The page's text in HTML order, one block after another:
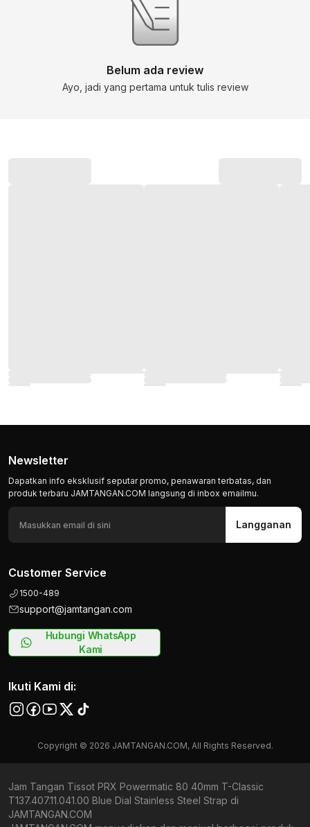
Newsletter
Dapatkan info eksklusif seputar promo, penawaran terbatas, dan
produk terbaru JAMTANGAN.COM langsung di inbox emailmu.
Langganan
Customer Service
1500-489
support@jamtangan.com
Hubungi WhatsApp
Kami
Ikuti Kami di:
Copyright © 2026 JAMTANGAN.COM, All Rights Reserved.
Jam Tangan Tissot PRX Powermatic 80 40mm T-Classic
T137.407.11.041.00 Blue Dial Stainless Steel Strap di
JAMTANGAN.COM
Belum ada review
Ayo, jadi yang pertama untuk tulis review